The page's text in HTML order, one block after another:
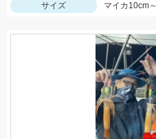
サイズ
マイカ10cm